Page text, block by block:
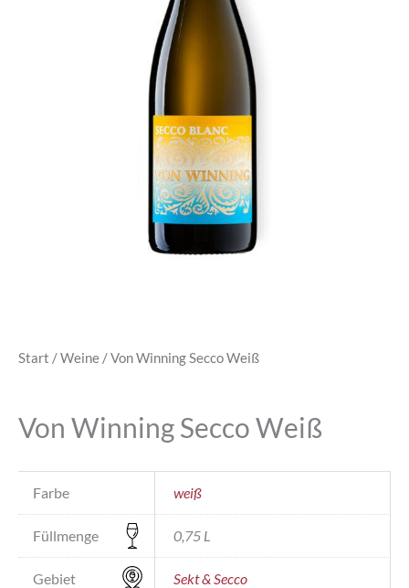
Start /Weine / Von Winning Secco Weiß
Von Winning Secco Weiß
Farbe weiß
Füllmenge 0,75 L
Gebiet Sekt & Secco